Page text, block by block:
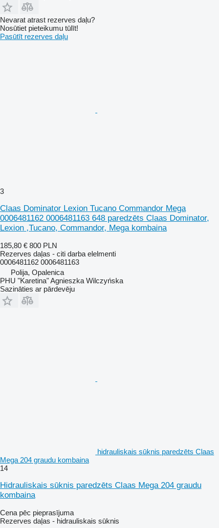
Nevarat atrast rezerves daļu?
Nosūtiet pieteikumu tūlīt!
Pasūtīt rezerves daļu
3
Claas Dominator Lexion Tucano Commandor Mega
0006481162 0006481163 648 paredzēts Claas Dominator,
Lexion ,Tucano, Commandor, Mega kombaina
185,80 € 800 PLN
Rezerves daļas - citi darba elelmenti
0006481162 0006481163
Polija, Opalenica
PHU "Karetina" Agnieszka Wilczyńska
Sazināties ar pārdevēju
hidrauliskais sūknis paredzēts Claas
Mega 204 graudu kombaina
14
Hidrauliskais sūknis paredzēts Claas Mega 204 graudu
kombaina
Cena pēc pieprasījuma
Rezerves daļas - hidrauliskais sūknis